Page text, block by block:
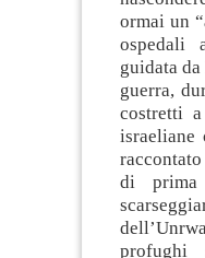
ormai un
ospedali
guidata
guerra,
costretti
di prima
profughi